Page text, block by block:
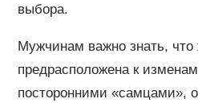
выбора.
Мужчинам важно знать,
предрасположена к
посторонними «самцами»,